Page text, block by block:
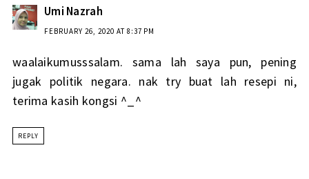
Umi Nazrah
FEBRUARY 26, 2020 AT 8:37 PM
waalaikumusssalam. sama lah saya pun, pening
jugak politik negara. nak try buat lah resepi ni,
terima kasih kongsi ^_^
REPLY